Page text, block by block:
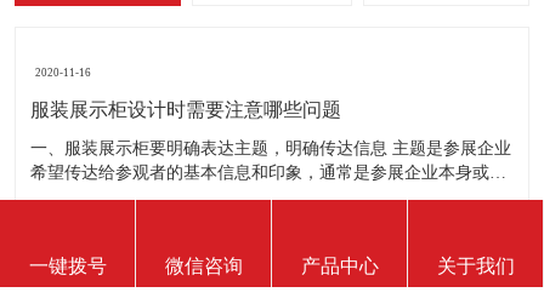
2020-11-16
服装展示柜设计时需要注意哪些问题
一、服装展示柜要明确表达主题，明确传达信息 主题是参展企业
希望传达给参观者的基本信息和印象，通常是参展企业本身或产
品。明确的主题从一方面看就是焦点，从另一方面看就是使用合
服装展柜对专卖店有哪些作用？
一键拨号 微信咨询 产品中心 关于我们